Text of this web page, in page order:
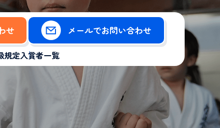
規定入賞者一覧
せ メールでお問い合わせ